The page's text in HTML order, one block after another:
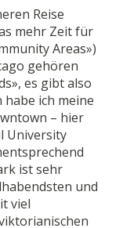
Reise
mehr Zeit für
Areas»)
gehören
es gibt also
ich meine
– hier
University
ist sehr
und
viel